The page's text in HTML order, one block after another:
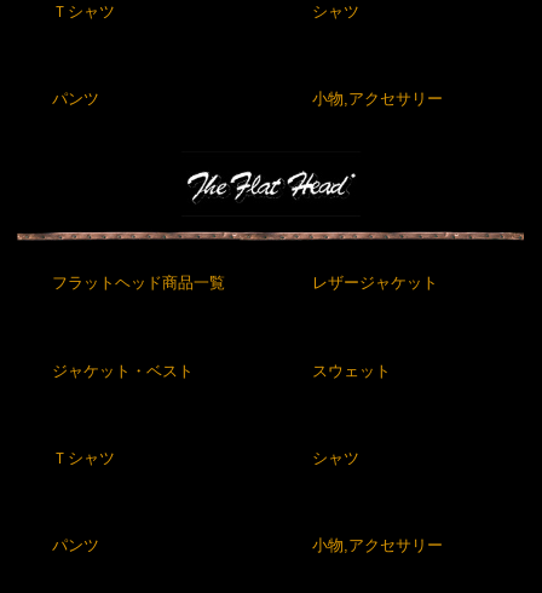
Ｔシャツ シャツ
パンツ 小物,アクセサリー
フラットヘッド商品一覧 レザージャケット
ジャケット・ベスト スウェット
Ｔシャツ シャツ
パンツ 小物,アクセサリー